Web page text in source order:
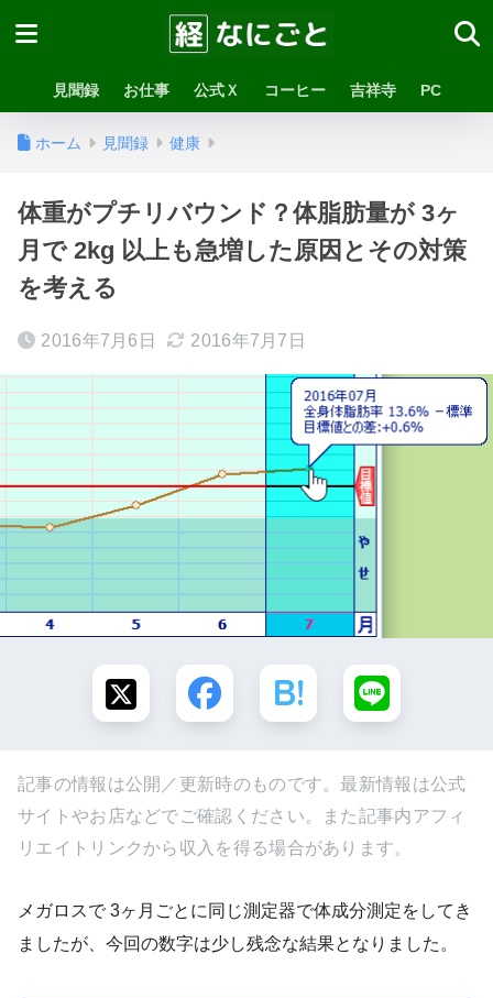
見聞録 お仕事 公式Ｘ コーヒー 吉祥寺 PC
ホーム 見聞録 健康
体重がプチリバウンド？体脂肪量が 3ヶ
月で 2kg 以上も急増した原因とその対策
を考える
2016年7月6日 2016年7月7日
記事の情報は公開／更新時のものです。最新情報は公式
サイトやお店などでご確認ください。また記事内アフィ
リエイトリンクから収入を得る場合があります。
メガロスで 3ヶ月ごとに同じ測定器で体成分測定をしてき
ましたが、今回の数字は少し残念な結果となりました。